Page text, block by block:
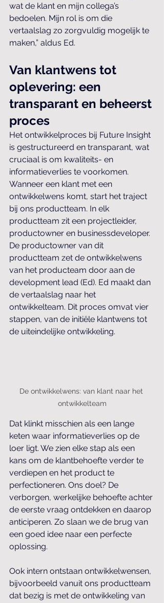
wat de klant en mijn collega’s
bedoelen. Mijn rol is om die
vertaalslag zo zorgvuldig mogelijk te
maken,” aldus Ed.
Van klantwens tot
oplevering: een
transparant en beheerst
proces
Het ontwikkelproces bij Future Insight
is gestructureerd en transparant, wat
cruciaal is om kwaliteits- en
informatieverlies te voorkomen.
Wanneer een klant met een
ontwikkelwens komt, start het traject
bij ons productteam. In elk
productteam zit een projectleider,
productowner en businessdeveloper.
De productowner van dit
productteam zet de ontwikkelwens
van het producteam door aan de
development lead (Ed). Ed maakt dan
de vertaalslag naar het
ontwikkelteam. Dit proces omvat vier
stappen, van de initiële klantwens tot
de uiteindelijke ontwikkeling.
De ontwikkelwens: van klant naar het
ontwikkelteam
Dat klinkt misschien als een lange
keten waar informatieverlies op de
loer ligt. We zien elke stap als een
kans om de klantbehoefte verder te
verdiepen en het product te
perfectioneren. Ons doel? De
verborgen, werkelijke behoefte achter
de eerste vraag ontdekken en daarop
anticiperen. Zo slaan we de brug van
een goed idee naar een perfecte
oplossing.
Ook intern ontstaan ontwikkelwensen,
bijvoorbeeld vanuit ons productteam
dat bezig is met de ontwikkeling van